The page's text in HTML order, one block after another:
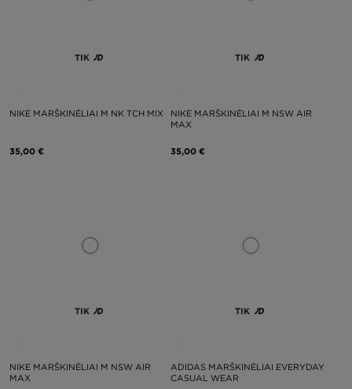
TIK
NIKE MARŠKINĖLIAI M NK TCH MIX
35,00 €
TIK
NIKE MARŠKINĖLIAI M NSW AIR
MAX
35,00 €
TIK
NIKE MARŠKINĖLIAI M NSW AIR
MAX
TIK
ADIDAS MARŠKINĖLIAI EVERYDAY
CASUAL WEAR